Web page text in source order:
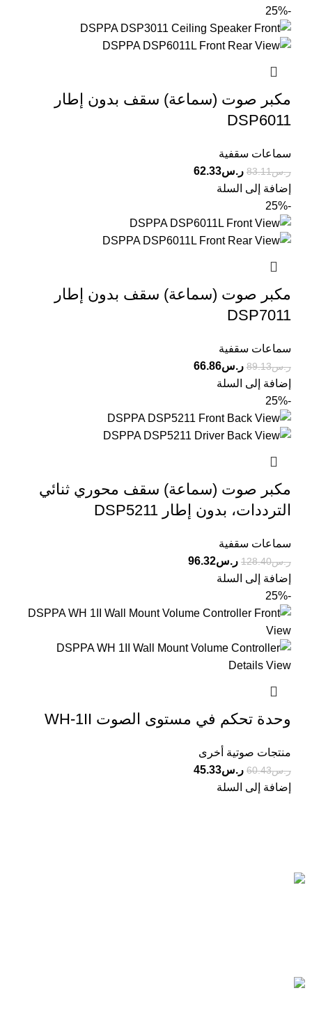
-25%
مكبر صوت (سماعة) سقف بدون إطار
DSP6011
سماعات سقفية
ر.س83.11 ر.س62.33
إضافة إلى السلة
-25%
مكبر صوت (سماعة) سقف بدون إطار
DSP7011
سماعات سقفية
ر.س89.13 ر.س66.86
إضافة إلى السلة
-25%
مكبر صوت (سماعة) سقف محوري ثنائي
الترددات، بدون إطار DSP5211
سماعات سقفية
ر.س128.40 ر.س96.32
إضافة إلى السلة
-25%
وحدة تحكم في مستوى الصوت WH-1II
منتجات صوتية أخرى
ر.س60.43 ر.س45.33
إضافة إلى السلة